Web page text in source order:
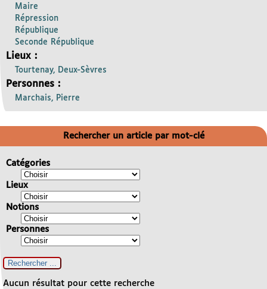
Maire
Répression
République
Seconde République
Lieux :
Tourtenay, Deux-Sèvres
Personnes :
Marchais, Pierre
Rechercher un article par mot-clé
Catégories
Lieux
Notions
Personnes
Aucun résultat pour cette recherche